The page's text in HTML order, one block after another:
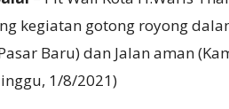
kegiatan gotong royong
Baru) dan Jalan aman
1/8/2021)